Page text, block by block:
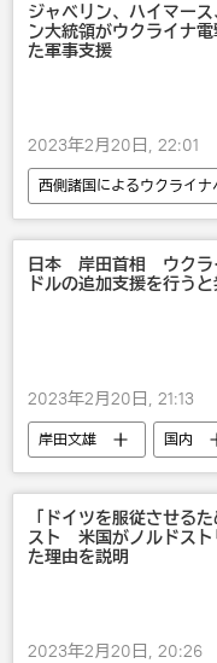
ジャベリン、ハイマー
ン大統領がウクライナ
た軍事支援
2023年2月20日, 22:01
西側諸国によるウクライナ
ウクライナ
米国
ウォロディミル・ゼレンス
ジョー・バイデン
日本 岸田首相 ウクラ
ドルの追加支援を行う
2023年2月20日, 21:13
岸田文雄 国内
経済
「ドイツを服従させる
スト 米国がノルドスト
た理由を説明
2023年2月20日, 20:26